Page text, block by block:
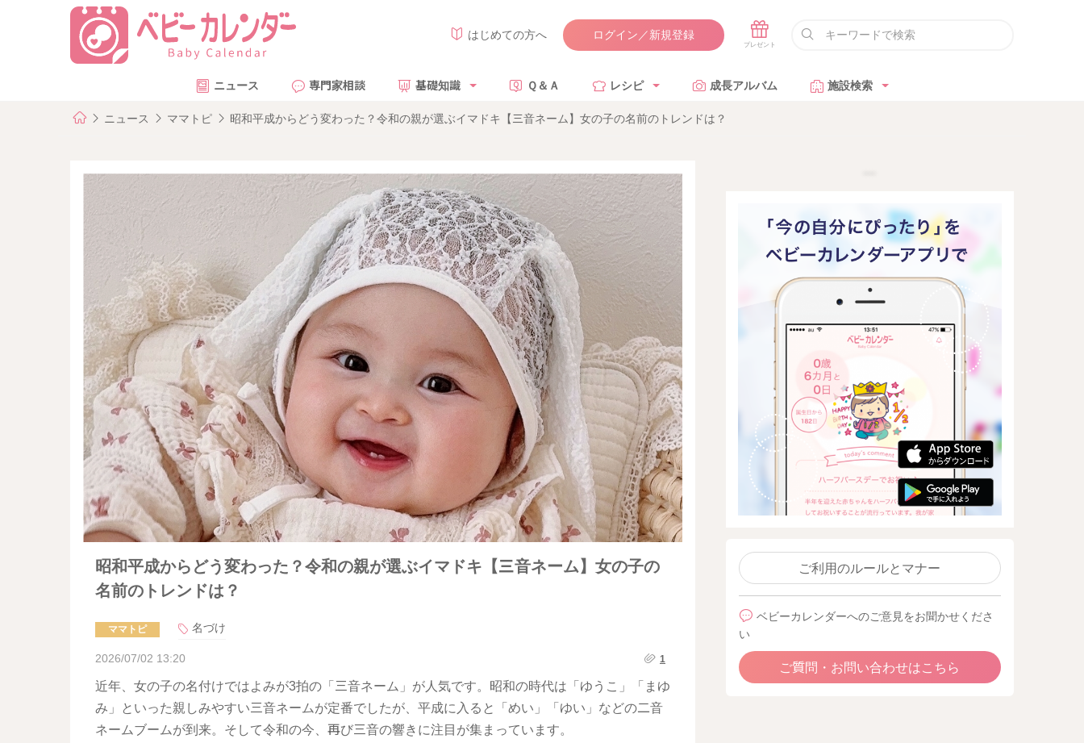
はじめての方へ ログイン／新規登録
ニュース 専門家相談 基礎知識 Ｑ＆Ａ レシピ 成長アルバム 施設検索
ニュース ママトピ 昭和平成からどう変わった？令和の親が選ぶイマドキ【三音ネーム】女の子の名前のトレンドは？
昭和平成からどう変わった？令和の親が選ぶイマドキ【三音ネーム】女の子の
名前のトレンドは？
ママトピ 名づけ
2026/07/02 13:20 1
近年、女の子の名付けではよみが3拍の「三音ネーム」が人気です。昭和の時代は「ゆうこ」「まゆ
み」といった親しみやすい三音ネームが定番でしたが、平成に入ると「めい」「ゆい」などの二音
ネームブームが到来。そして令和の今、再び三音の響きに注目が集まっています。
ご利用のルールとマナー
ベビーカレンダーへのご意見をお聞かせくださ
い
ご質問・お問い合わせはこちら